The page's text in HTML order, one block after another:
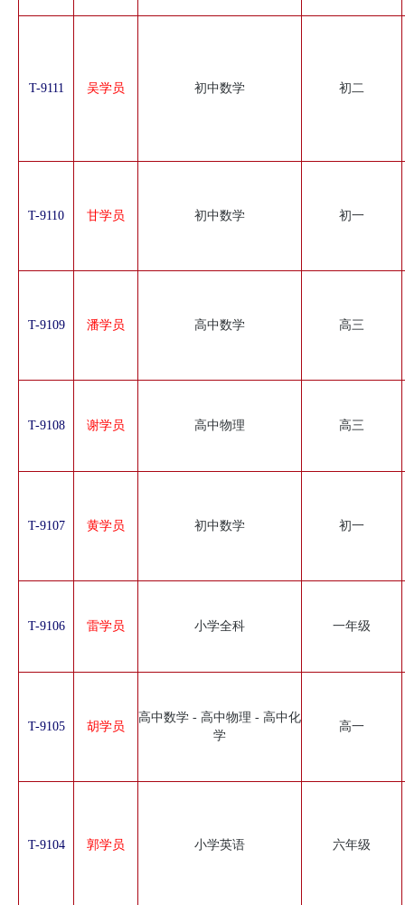
T-9111 吴学员 初中数学 初二
T-9110 甘学员 初中数学 初一
T-9109 潘学员 高中数学 高三
T-9108 谢学员 高中物理 高三
T-9107 黄学员 初中数学 初一
T-9106 雷学员 小学全科 一年级
T-9105 胡学员
高中数学 - 高中物理 - 高中化
学
高一
T-9104 郭学员 小学英语 六年级